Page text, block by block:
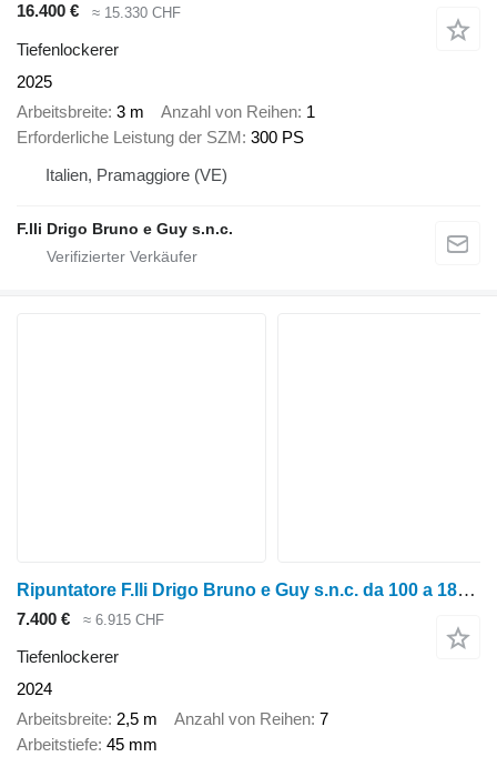
16.400 €
≈ 15.330 CHF
Tiefenlockerer
2025
Arbeitsbreite 3 m Anzahl von Reihen 1
Erforderliche Leistung der SZM 300 PS
Italien, Pramaggiore (VE)
F.lli Drigo Bruno e Guy s.n.c.
Ripuntatore F.lli Drigo Bruno e Guy s.n.c. da 100 a 180hp
7.400 € ≈ 6.915 CHF
Tiefenlockerer
2024
Arbeitsbreite 2,5 m Anzahl von Reihen 7
Arbeitstiefe 45 mm